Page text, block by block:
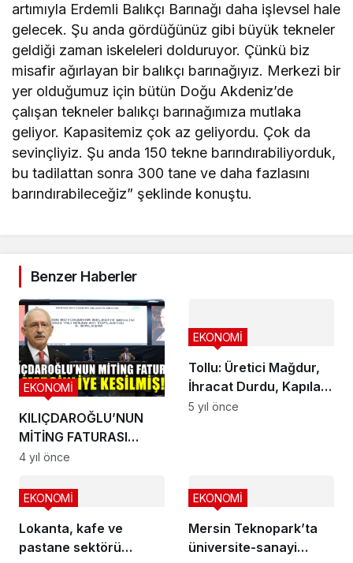
artımıyla Erdemli Balıkçı Barınağı daha işlevsel hale
gelecek. Şu anda gördüğünüz gibi büyük tekneler
geldiği zaman iskeleleri dolduruyor. Çünkü biz
misafir ağırlayan bir balıkçı barınağıyız. Merkezi bir
yer olduğumuz için bütün Doğu Akdeniz’de
çalışan tekneler balıkçı barınağımıza mutlaka
geliyor. Kapasitemiz çok az geliyordu. Çok da
sevinçliyiz. Şu anda 150 tekne barındırabiliyorduk,
bu tadilattan sonra 300 tane ve daha fazlasını
barındırabileceğiz” şeklinde konuştu.
Benzer Haberler
KILIÇDAROĞLU’NUN
MİTİNG FATURASI
MERSİNLİYE KESİLMİŞ!
EKONOMİ
4 yıl önce
Tollu: Üretici Mağdur,
İhracat Durdu, Kapılar
Bir An Önce Açılmalı
EKONOMİ
5 yıl önce
Lokanta, kafe ve
pastane sektörü
EKONOMİ
Mersin Teknopark’ta
üniversite-sanayi
EKONOMİ